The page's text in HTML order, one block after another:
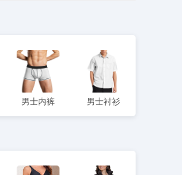
男士内裤 男士衬衫